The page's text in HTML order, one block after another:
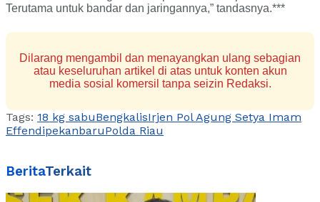
Terutama untuk bandar dan jaringannya,” tandasnya.***
Dilarang mengambil dan menayangkan ulang sebagian
atau keseluruhan artikel di atas untuk konten akun
media sosial komersil tanpa seizin Redaksi.
Tags: 18 kg sabuBengkalisIrjen Pol Agung Setya Imam
EffendipekanbaruPolda Riau
BeritaTerkait